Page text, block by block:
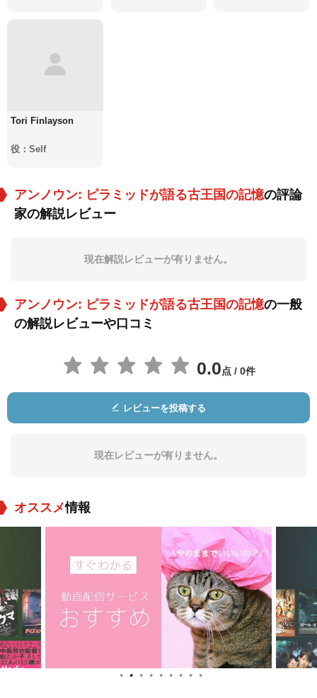
Tori Finlayson
役：Self
アンノウン: ピラミッドが語る古王国の記憶の評論
家の解説レビュー
現在解説レビューが有りません。
アンノウン: ピラミッドが語る古王国の記憶の一般
の解説レビューや口コミ
0.0点 / 0件
レビューを投稿する
現在レビューが有りません。
オススメ情報
● ● ● ● ● ● ● ● ●